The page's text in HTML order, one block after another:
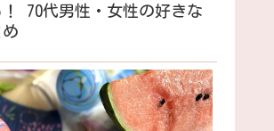
70代男性・女性の好きな